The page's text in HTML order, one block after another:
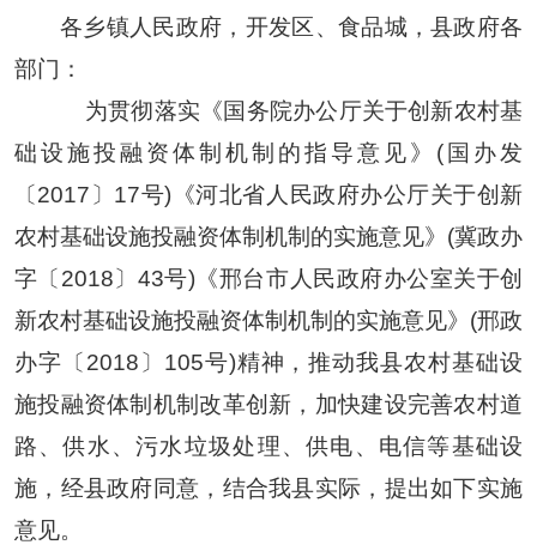
各乡镇人民政府，开发区、食品城，县政府各
部门：
为贯彻落实《国务院办公厅关于创新农村基
础设施投融资体制机制的指导意见》(国办发
〔2017〕17号)《河北省人民政府办公厅关于创新
农村基础设施投融资体制机制的实施意见》(冀政办
字〔2018〕43号)《邢台市人民政府办公室关于创
新农村基础设施投融资体制机制的实施意见》(邢政
办字〔2018〕105号)精神，推动我县农村基础设
施投融资体制机制改革创新，加快建设完善农村道
路、供水、污水垃圾处理、供电、电信等基础设
施，经县政府同意，结合我县实际，提出如下实施
意见。